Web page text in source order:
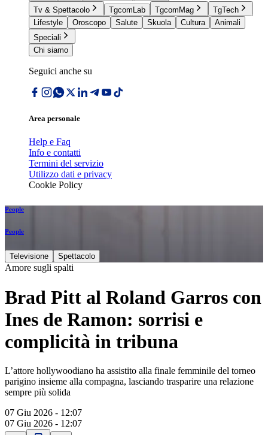
Tv & Spettacolo
TgcomLab TgcomMag
TgTech
Lifestyle
Oroscopo Salute Skuola Cultura
Animali
Speciali
Chi siamo
Seguici anche su
Area personale
Help e Faq
Info e contatti
Termini del servizio
Utilizzo dati e privacy
Cookie Policy
People
People
Televisione Spettacolo
Amore sugli spalti
Brad Pitt al Roland Garros con
Ines de Ramon: sorrisi e
complicità in tribuna
L’attore hollywoodiano ha assistito alla finale femminile del torneo
parigino insieme alla compagna, lasciando trasparire una relazione
sempre più solida
07 Giu 2026 - 12:07
07 Giu 2026 - 12:07